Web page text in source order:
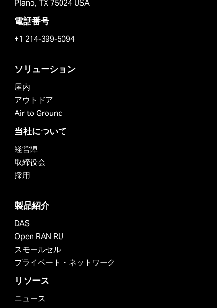
Plano, TX 75024 USA
電話番号
+1 214-399-5094
ソリューション
屋内
アウトドア
Air to Ground
当社について
経営陣
取締役会
採用
製品紹介
DAS
Open RAN RU
スモールセル
プライベート・ネットワーク
リソース
ニュース